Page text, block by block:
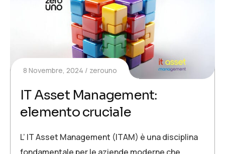
8 Novembre, 2024 zerouno
IT Asset Management:
elemento cruciale
L’ IT Asset Management (ITAM) è una disciplina
fondamentale per le aziende moderne che